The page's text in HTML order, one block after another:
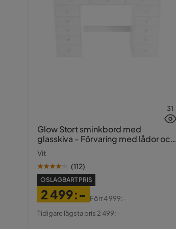
31
Glow Stort sminkbord med
glasskiva - Förvaring med lådor och
Vit
(112)
OSLAGBART PRIS
Pris
2 499:-
Original
Förr4 999:-
Tidigare lägsta pris 2 499:-